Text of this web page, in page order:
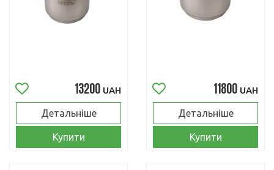
13200 UAH
Детальніше
Купити
11800 UAH
Детальніше
Купити